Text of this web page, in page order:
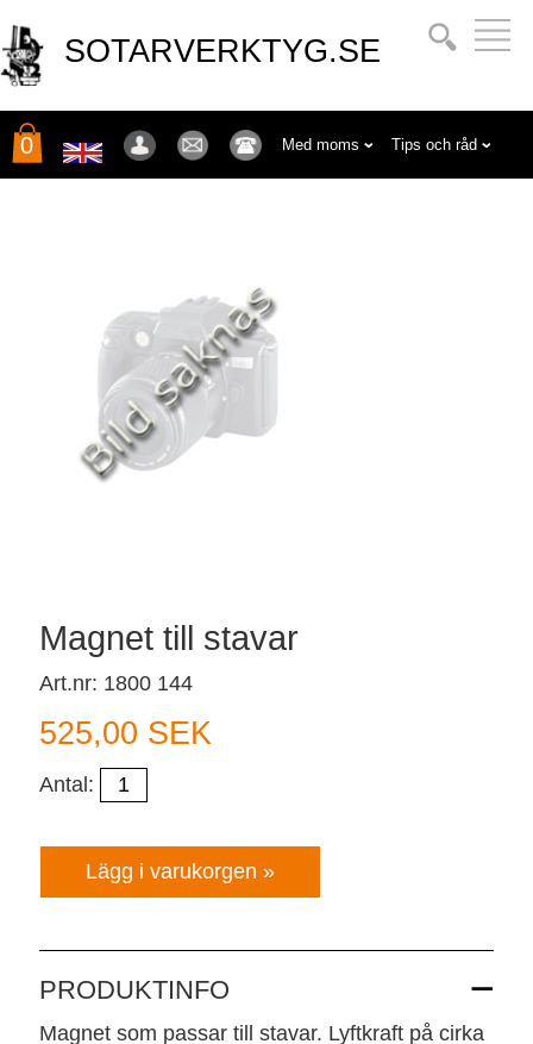
SOTARVERKTYG.SE
0 Med moms Tips och råd
Magnet till stavar
Art.nr: 1800 144
525,00 SEK
Antal:
PRODUKTINFO
Magnet som passar till stavar. Lyftkraft på cirka